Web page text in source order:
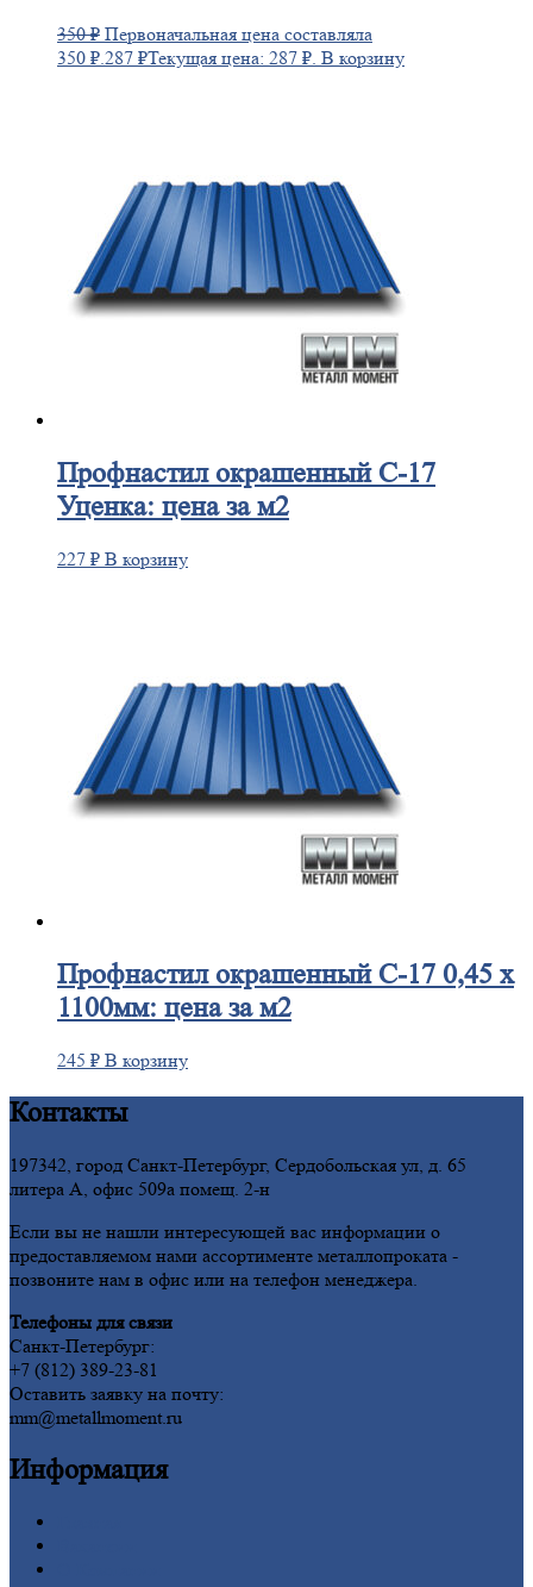
350₽ Первоначальная цена составляла
350 ₽.287 ₽Текущая цена: 287 ₽. В корзину
Профнастилокрашенный С-17
Уценка: цена за м2
227 ₽ В корзину
Профнастилокрашенный С-17 0,45 х
1100мм: цена за м2
245 ₽ В корзину
Контакты
197342, город Санкт-Петербург, Сердобольская ул, д. 65
литера А, офис 509а помещ. 2-н
Если вы не нашли интересующей вас информации о
предоставляемом нами ассортименте металлопроката -
позвоните нам в офис или на телефон менеджера.
Телефоны для связи
Санкт-Петербург:
+7 (812) 389-23-81
Оставить заявку на почту:
mm@metallmoment.ru
Информация